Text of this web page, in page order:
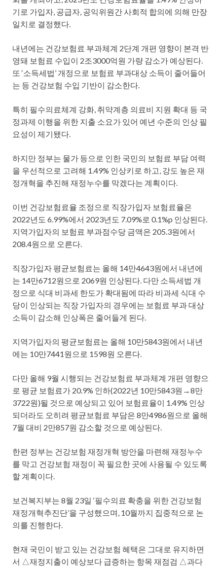
기로 가입자, 공급자, 공익위원간 사회적 합의에 의해 만장
일치로 결정했다.
내년에는 건강보험료 부과체계 2단계 개편 영향이 본격 반
영돼 보험료 수입이 2조3000억원 가량 감소가 예상된다.
또 ‘소득세법’ 개정으로 보험료 부과대상 소득이 줄어들어
는 등 건강보험 수입 기반이 감소한다.
특히 필수의료체계 강화, 취약계층 의료비 지원 확대 등 국
정과제 이행을 위한 지출 소요가 있어 예년 수준의 인상 필
요성이 제기됐다.
하지만 정부는 물가 등으로 인한 국민의 보험료 부담 여력
을 우선적으로 고려해 1.49% 인상키로 하고, 강도 높은 재
정개혁을 추진해 재정누수를 막겠다는 계획이다.
이번 건강보험료율 조정으로 직장가입자 보험료율은
2022년도 6.99%에서 2023년도 7.09%로 0.1%p 인상된다.
지역가입자의 보험료 부과점수당 금액은 205.3원에서
208.4원으로 오른다.
직장가입자 평균보험료는 올해 14만4643원에서 내년에
는 14만6712원으로 2069원 인상된다. 다만 소득세법 개
정으로 식대 비과세 한도가 확대됨에 따라 비과세 식대 수
당이 인상되는 직장 가입자의 경우에는 보험료 부과 대상
소득이 감소해 인상폭은 줄어들게 된다.
지역가입자의 평균보험료는 올해 10만5843원에서 내년
에는 10만7441원으로 1598원 오른다.
다만 올해 9월 시행되는 건강보험료 부과체계 개편 영향으
로 평균 보험료가 20.9% 인하(2022년 10만5843원→8만
3722원)될 것으로 예상되고 있어 보험료율이 1.49% 인상
되더라도 오히려 평균보험료 부담은 8만4986원으로 올해
7월 대비 2만857원 감소할 것으로 예상된다.
한편 정부는 건강보험 재정개혁 방안을 마련해 재정누수
를 막고 건강보험 재정이 꼭 필요한 곳에 사용될 수 있도록
할 계획이다.
보건복지부는 8월 23일 ‘필수의료 확충을 위한 건강보험
재정개혁추진단’을 구성했으며, 10월까지 집중적으로 논
의를 진행한다.
현재 국민이 받고 있는 건강보험 혜택은 그대로 유지하면
서 △재정지출이 예상보다 급증하는 항목 재점검 △과다